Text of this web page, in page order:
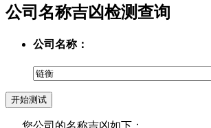
公司名称吉凶检测查询
公司名称：